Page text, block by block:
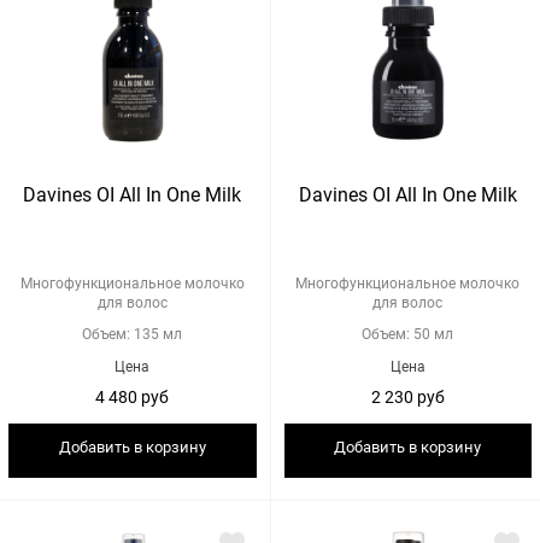
Davines OI All In One Milk
Многофункциональное молочко
для волос
Объем: 135 мл
Цена
4 480 руб
Добавить в корзину
Davines OI All In One Milk
Многофункциональное молочко
для волос
Объем: 50 мл
Цена
2 230 руб
Добавить в корзину